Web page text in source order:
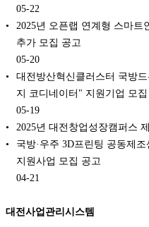
05-22
2025년 오픈랩 연계형 스마
추가 모집 공고
05-20
대전방산혁신클러스터 국방
지 코디네이터" 지원기업 모
05-19
2025년 대전창업성장캠퍼스
국방·우주 3D프린팅 공동제
지원사업 모집 공고
04-21
대전사업관리시스템